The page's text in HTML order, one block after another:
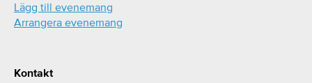
Lägg till evenemang
Arrangera evenemang
Kontakt